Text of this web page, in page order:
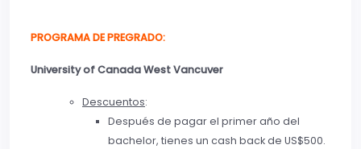
PROGRAMA DE PREGRADO:
University of Canada West Vancuver
Descuentos:
Después de pagar el primer año del
bachelor, tienes un cash back de US$500.